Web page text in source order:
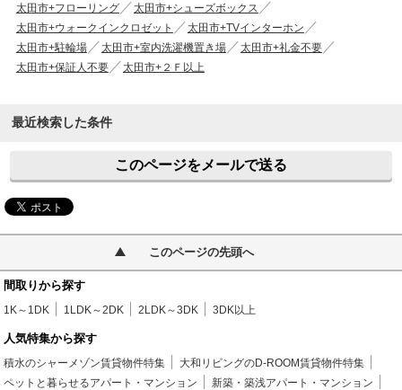
太田市+フローリング
太田市+シューズボックス
太田市+ウォークインクロゼット
太田市+TVインターホン
太田市+駐輪場
太田市+室内洗濯機置き場
太田市+礼金不要
太田市+保証人不要
太田市+２Ｆ以上
最近検索した条件
このページをメールで送る
このページの先頭へ
間取りから探す
1K～1DK 1LDK～2DK 2LDK～3DK 3DK以上
人気特集から探す
積水のシャーメゾン賃貸物件特集
大和リビングのD-ROOM賃貸物件特集
ペットと暮らせるアパート・マンション
新築・築浅アパート・マンション